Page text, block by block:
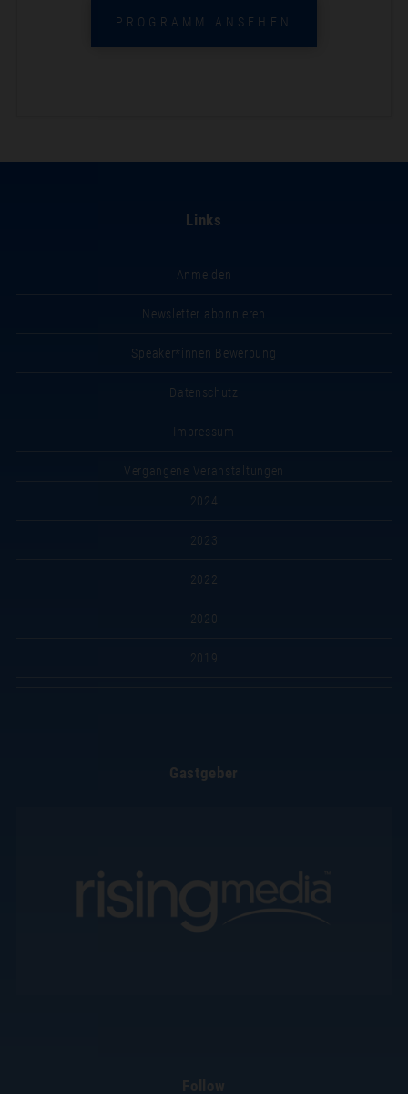
PROGRAMM ANSEHEN
Links
Anmelden
Newsletter abonnieren
Speaker*innen Bewerbung
Datenschutz
Impressum
Vergangene Veranstaltungen
2024
2023
2022
2020
2019
Gastgeber
Follow